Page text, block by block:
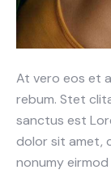
At vero eos et
rebum. Stet
sanctus est
dolor sit amet,
nonumy